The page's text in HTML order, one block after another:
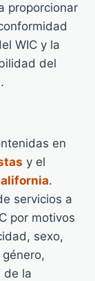
proporcionar
WIC y la
del
en
y el
.
servicios a
por motivos
sexo,
de la